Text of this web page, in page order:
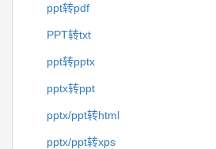
ppt转pdf
PPT转txt
ppt转pptx
pptx转ppt
pptx/ppt转html
pptx/ppt转xps